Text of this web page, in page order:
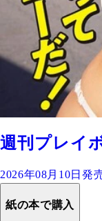
週刊プレイ
2026年08月10日発
紙の本で購入